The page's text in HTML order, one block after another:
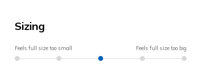
Sizing
Feels full size too small Feels full size too big